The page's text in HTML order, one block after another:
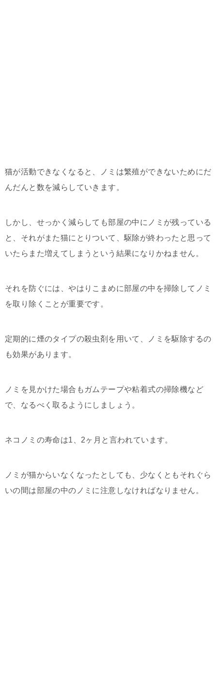
猫が活動できなくなると、ノミは繁殖ができないためにだ
んだんと数を減らしていきます。
しかし、せっかく減らしても部屋の中にノミが残っている
と、それがまた猫にとりついて、駆除が終わったと思って
いたらまた増えてしまうという結果になりかねません。
それを防ぐには、やはりこまめに部屋の中を掃除してノミ
を取り除くことが重要です。
定期的に煙のタイプの殺虫剤を用いて、ノミを駆除するの
も効果があります。
ノミを見かけた場合もガムテープや粘着式の掃除機など
で、なるべく取るようにしましょう。
ネコノミの寿命は1、2ヶ月と言われています。
ノミが猫からいなくなったとしても、少なくともそれぐら
いの間は部屋の中のノミに注意しなければなりません。